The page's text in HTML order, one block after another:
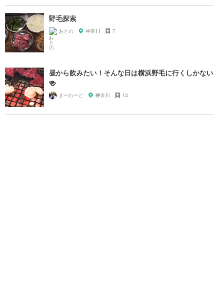
野毛探索
おとの 神奈川 7
昼から飲みたい！そんな日は横浜野毛に行くしかない
🍻
きーわーど 神奈川 12